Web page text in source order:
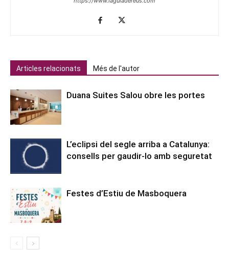
Articles relacionats Més de l'autor
Duana Suites Salou obre les portes
L’eclipsi del segle arriba a Catalunya:
consells per gaudir-lo amb seguretat
Festes d’Estiu de Masboquera